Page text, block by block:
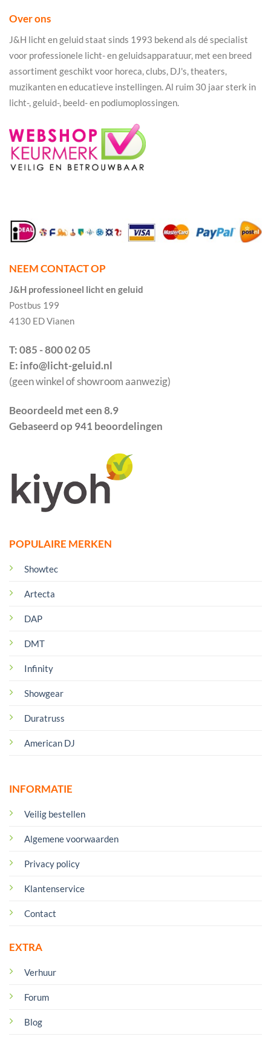
Over ons
J&H licht en geluid staat sinds 1993 bekend als dé specialist
voor professionele licht- en geluidsapparatuur, met een breed
assortiment geschikt voor horeca, clubs, DJ's, theaters,
muzikanten en educatieve instellingen. Al ruim 30 jaar sterk in
licht-, geluid-, beeld- en podiumoplossingen.
POPULAIRE MERKEN
Showtec
Artecta
DAP
DMT
Infinity
Showgear
Duratruss
American DJ
INFORMATIE
Veilig bestellen
Algemene voorwaarden
Privacy policy
Klantenservice
Contact
EXTRA
Verhuur
Forum
Blog
NEEM CONTACT OP
J&H professioneel licht en geluid
Postbus 199
4130 ED Vianen
T: 085 - 800 02 05
E: info@licht-geluid.nl
(geen winkel of showroom aanwezig)
Beoordeeld met een 8.9
Gebaseerd op 941 beoordelingen